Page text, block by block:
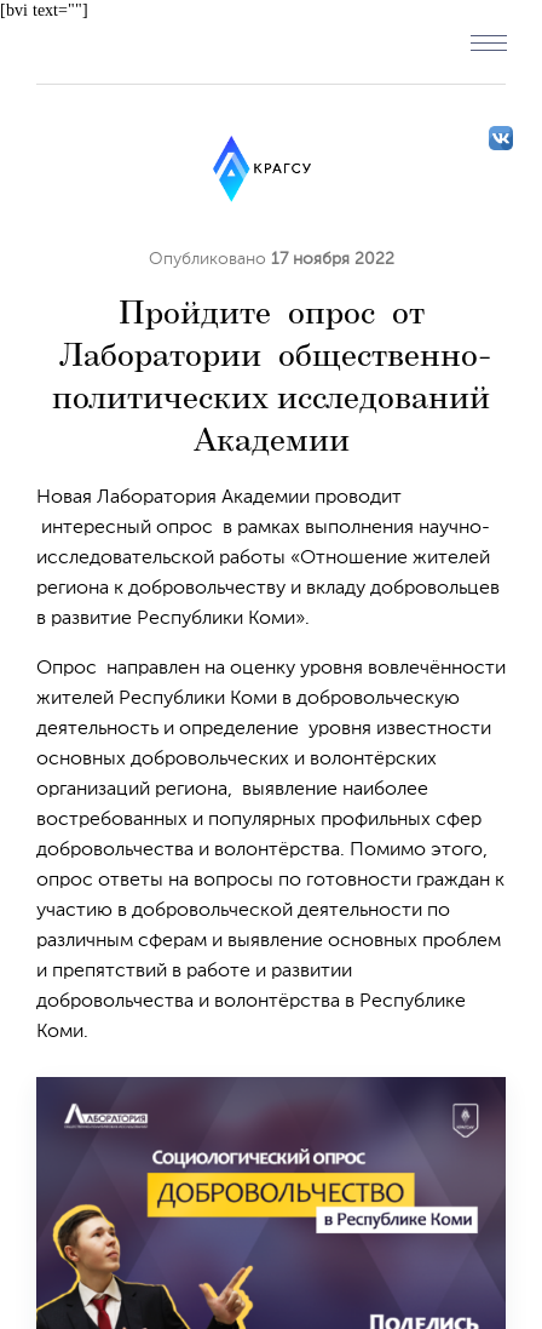
[bvi text=""]
Опубликовано 17 ноября 2022
Пройдите опрос от
Лаборатории общественно-
политических исследований
Академии
Новая Лаборатория Академии проводит
интересный опрос в рамках выполнения научно-
исследовательской работы «Отношение жителей
региона к добровольчеству и вкладу добровольцев
в развитие Республики Коми».
Опрос направлен на оценку уровня вовлечённости
жителей Республики Коми в добровольческую
деятельность и определение уровня известности
основных добровольческих и волонтёрских
организаций региона, выявление наиболее
востребованных и популярных профильных сфер
добровольчества и волонтёрства. Помимо этого,
опрос ответы на вопросы по готовности граждан к
участию в добровольческой деятельности по
различным сферам и выявление основных проблем
и препятствий в работе и развитии
добровольчества и волонтёрства в Республике
Коми.